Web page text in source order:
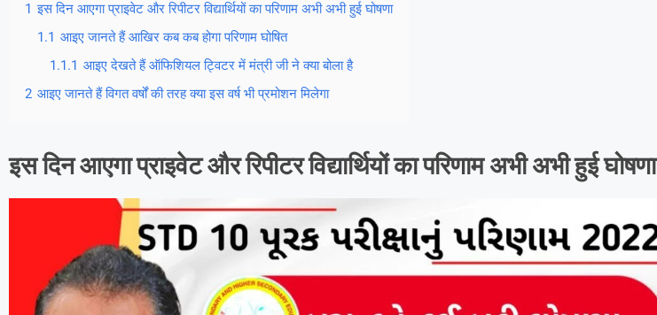
1 इस दिन आएगा प्राइवेट और रिपीटर विद्यार्थियों का परिणाम अभी अभी हुई घोषणा
1.1 आइए जानते हैं आखिर कब कब होगा परिणाम घोषित
1.1.1 आइए देखते हैं ऑफिशियल ट्विटर में मंत्री जी ने क्या बोला है
2 आइए जानते हैं विगत वर्षों की तरह क्या इस वर्ष भी प्रमोशन मिलेगा
इस दिन आएगा प्राइवेट और रिपीटर विद्यार्थियों का परिणाम अभी अभी हुई घोषणा